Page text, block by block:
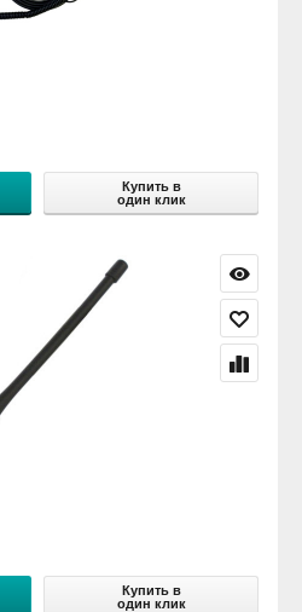
Купить в
один клик
Купить в
один клик